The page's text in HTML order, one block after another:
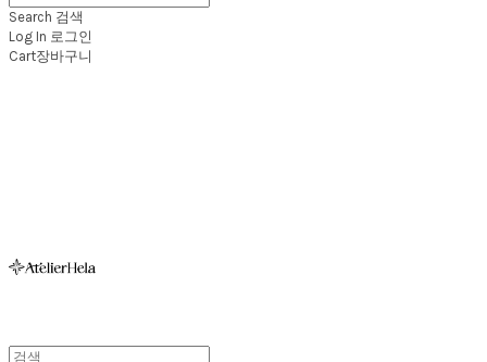
Search 검색
Log In 로그인
Cart장바구니